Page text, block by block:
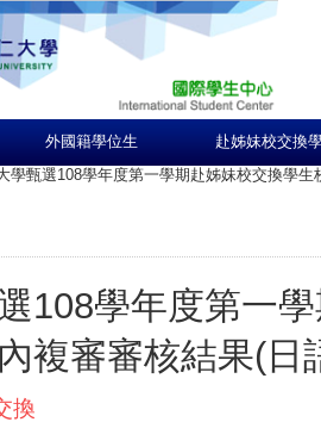
外國籍學位生 赴姊妹校交換
學甄選108學年度第一學期赴姊妹校交換學生
108學年度第一
複審審核結果(日
換